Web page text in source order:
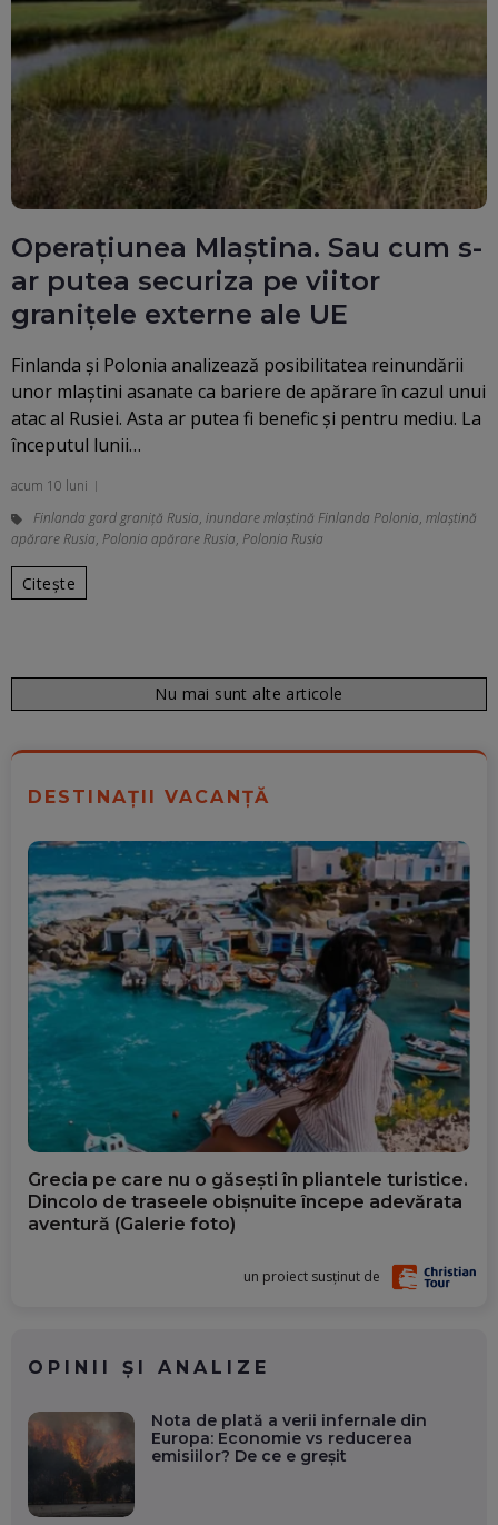
Operațiunea Mlaștina. Sau cum s-
ar putea securiza pe viitor
granițele externe ale UE
Finlanda şi Polonia analizează posibilitatea reinundării
unor mlaştini asanate ca bariere de apărare în cazul unui
atac al Rusiei. Asta ar putea fi benefic şi pentru mediu. La
începutul lunii…
acum 10 luni
Finlanda gard graniță Rusia, inundare mlaştină Finlanda Polonia, mlaştină
apărare Rusia, Polonia apărare Rusia, Polonia Rusia
Citește
Nu mai sunt alte articole
DESTINAȚII VACANȚĂ
Grecia pe care nu o găsești în pliantele turistice.
Dincolo de traseele obișnuite începe adevărata
aventură (Galerie foto)
un proiect susținut de
OPINII ȘI ANALIZE
Nota de plată a verii infernale din
Europa: Economie vs reducerea
emisiilor? De ce e greșit